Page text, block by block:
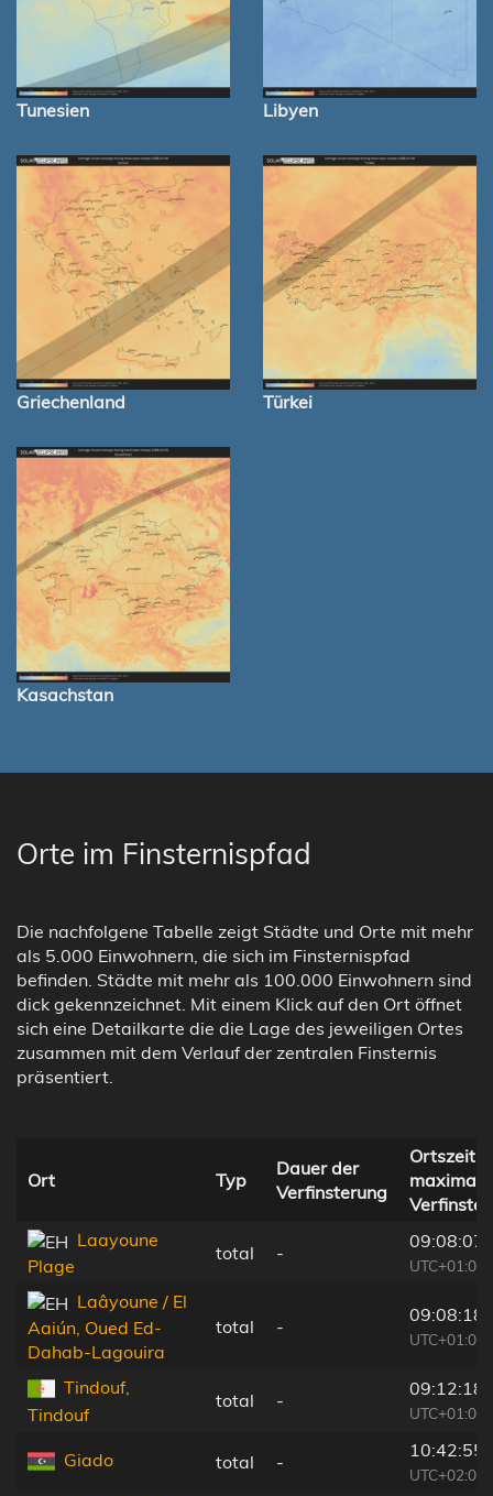
Tunesien Libyen
Griechenland Türkei
Kasachstan
Orte im Finsternispfad
Die nachfolgene Tabelle zeigt Städte und Orte mit mehr
als 5.000 Einwohnern, die sich im Finsternispfad
befinden. Städte mit mehr als 100.000 Einwohnern sind
dick gekennzeichnet. Mit einem Klick auf den Ort öffnet
sich eine Detailkarte die die Lage des jeweiligen Ortes
zusammen mit dem Verlauf der zentralen Finsternis
präsentiert.
Ort Typ
Dauer der
Verfinsterung
Ortszeit
Laayoune
Plage
total -
09:08:07
UTC+01:00
Laâyoune / El
Aaiún, Oued Ed-
Dahab-Lagouira
total -
09:08:18
UTC+01:00
Tindouf,
Tindouf
total -
09:12:18
UTC+01:00
Giado total -
10:42:55
UTC+02:00